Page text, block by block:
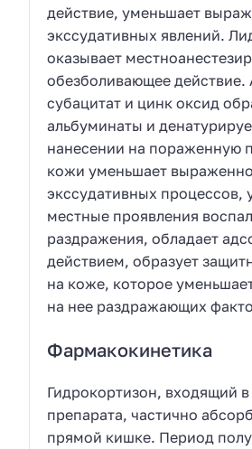
действие, уменьшает
экссудативных явлений.
оказывает
обезболивающее
субацитат и цинк оксид
альбуминаты и
нанесении на пораженную
кожи уменьшает
экссудативных процессов,
местные проявления
раздражения, обладает
действием, образует
на коже, которое
на нее раздражающих
Фармакокинетика
Гидрокортизон, входящий в
препарата, частично
прямой кишке. Период